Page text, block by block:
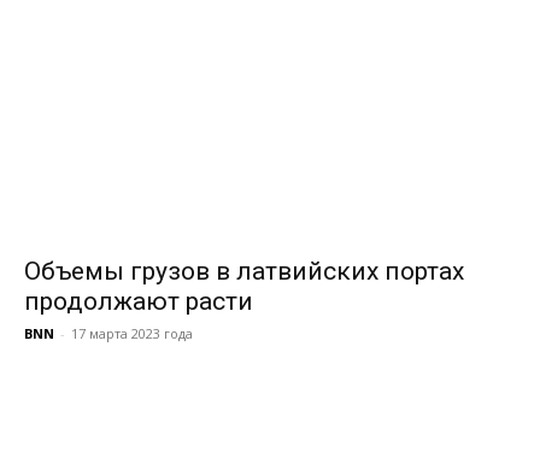
Объемы грузов в латвийских портах
продолжают расти
BNN - 17 марта 2023 года